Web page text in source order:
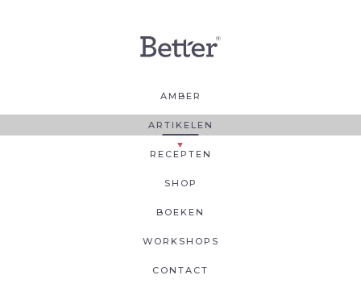
AMBER
ARTIKELEN
RECEPTEN
SHOP
BOEKEN
WORKSHOPS
CONTACT